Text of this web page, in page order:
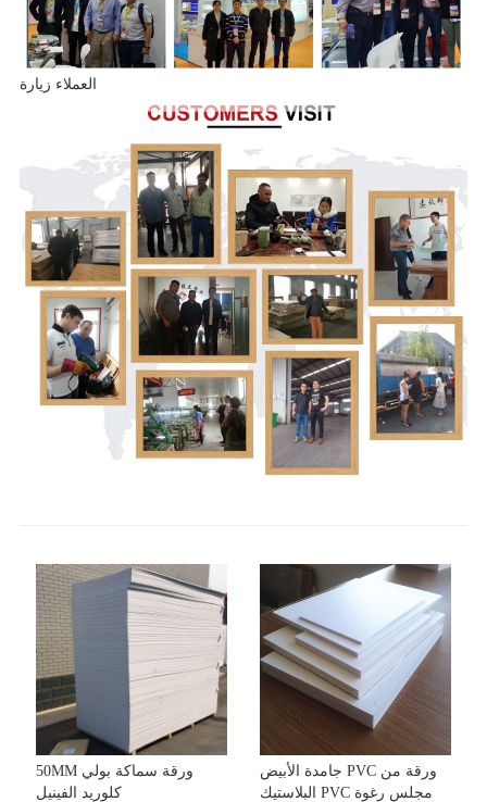
العملاء زيارة
50MM ورقة سماكة بولي
كلوريد الفينيل
جامدة الأبيض PVC ورقة من
البلاستيك PVC مجلس رغوة